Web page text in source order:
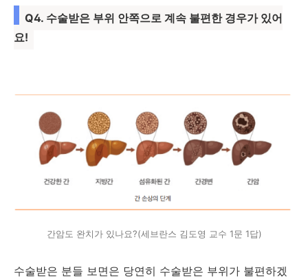
Q4. 수술받은 부위 안쪽으로 계속 불편한 경우가 있어
요!
간암도 완치가 있나요?(세브란스 김도영 교수 1문 1답)
수술받은 분들 보면은 당연히 수술받은 부위가 불편하겠